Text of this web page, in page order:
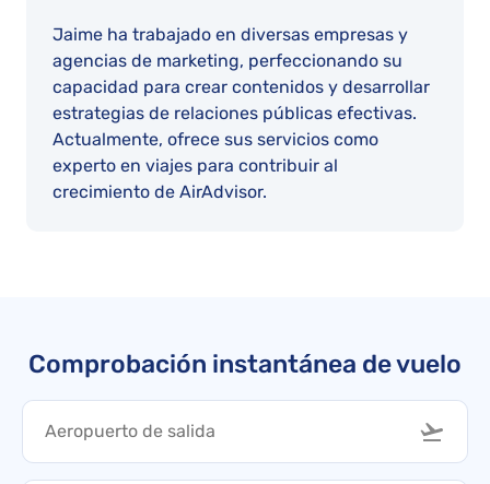
Jaime ha trabajado en diversas empresas y
agencias de marketing, perfeccionando su
capacidad para crear contenidos y desarrollar
estrategias de relaciones públicas efectivas.
Actualmente, ofrece sus servicios como
experto en viajes para contribuir al
crecimiento de AirAdvisor.
Comprobación instantánea de vuelo